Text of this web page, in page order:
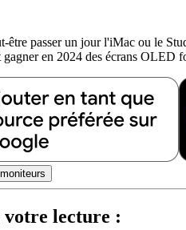
être passer un jour l'iMac ou le
gagner en 2024 des écrans OLED
votre lecture :